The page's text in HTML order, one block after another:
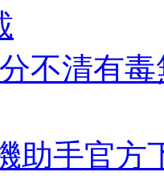
清有毒
助手官方